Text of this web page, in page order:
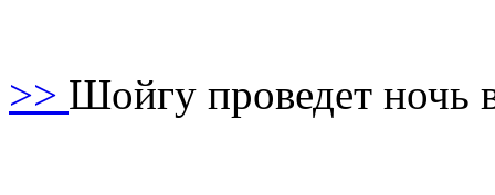
>> Шойгу проведет ночь